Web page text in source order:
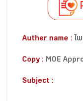
Auther name : ไ
Copy : MOE
Subject :